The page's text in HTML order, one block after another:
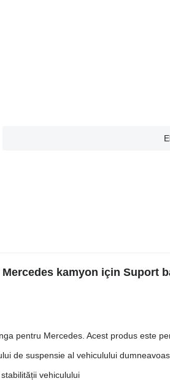
kamyon için Suport
pentru Mercedes. Acest produs este
de suspensie al vehiculului
vehiculului